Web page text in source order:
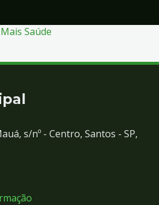
Mais Saúde
s/nº - Centro, Santos - SP,